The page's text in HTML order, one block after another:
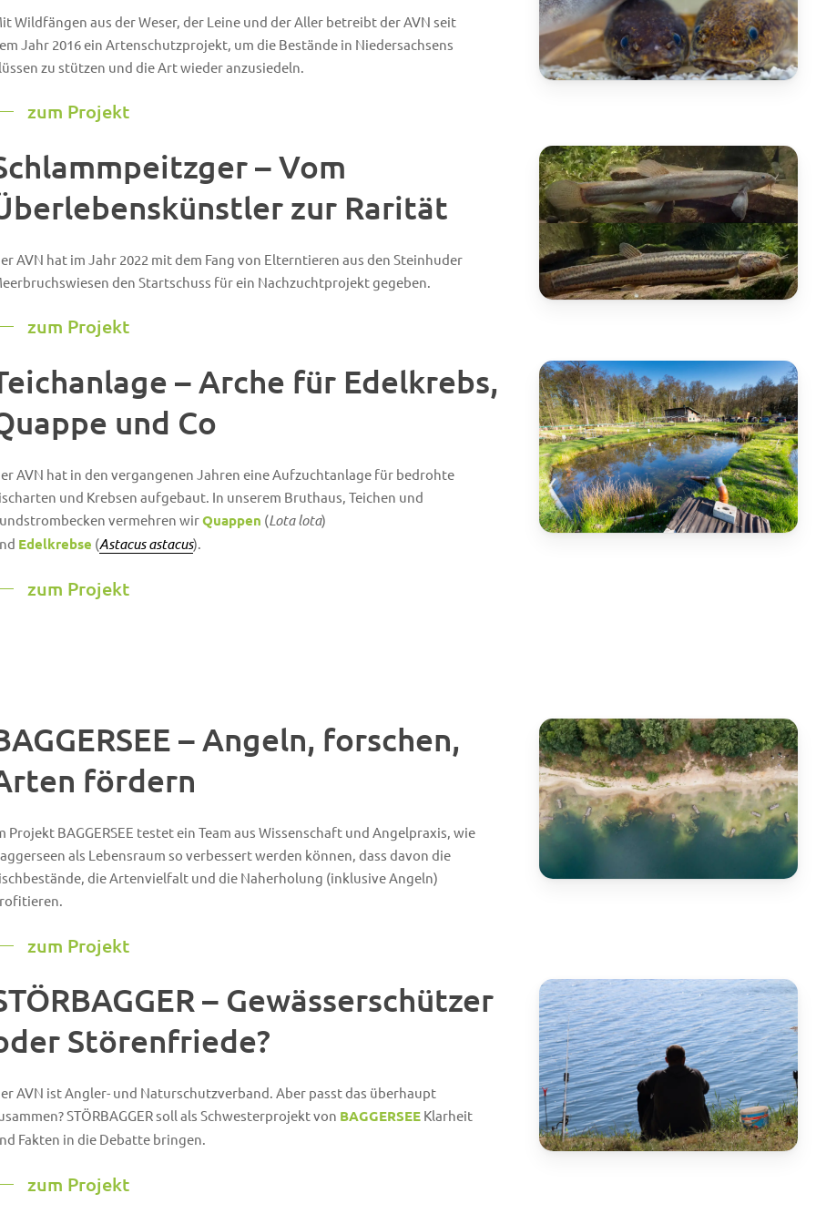
Wildfängen aus der Weser, der Leine und der Aller betreibt der AVN seit
Jahr 2016 ein Artenschutzprojekt, um die Bestände in Niedersachsens
zu stützen und die Art wieder anzusiedeln.
zum Projekt
– Vom
zur Rarität
AVN hat im Jahr 2022 mit dem Fang von Elterntieren aus den Steinhuder
den Startschuss für ein Nachzuchtprojekt gegeben.
zum Projekt
– Arche für Edelkrebs,
und Co
AVN hat in den vergangenen Jahren eine Aufzuchtanlage für bedrohte
und Krebsen aufgebaut. In unserem Bruthaus, Teichen und
vermehren wirQuappen (Lota lota)
Edelkrebse (Astacus astacus).
zum Projekt
– Angeln, forschen,
fördern
Projekt BAGGERSEE testet ein Team aus Wissenschaft und Angelpraxis, wie
als Lebensraum so verbessert werden können, dass davon die
die Artenvielfalt und die Naherholung (inklusive Angeln)
zum Projekt
– Gewässerschützer
Störenfriede?
AVN ist Angler- und Naturschutzverband. Aber passt das überhaupt
STÖRBAGGER soll als Schwesterprojekt von BAGGERSEEKlarheit
Fakten in die Debatte bringen.
zum Projekt